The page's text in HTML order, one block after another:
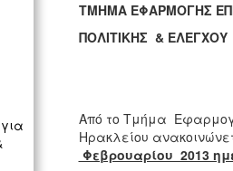
ΤΜΗΜΑ ΕΦΑΡΜΟΓΗΣ
ΠΟΛΙΤΙΚΗΣ & ΕΛΕΓΧΟΥ
Από το Τμήμα
Ηρακλείου
Φεβρουαρίου 2013